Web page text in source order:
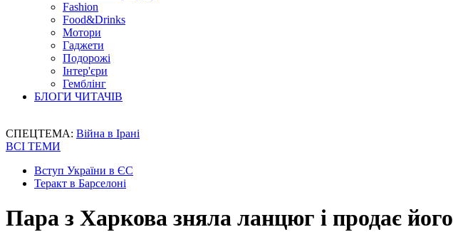
Fashion
Food&Drinks
Мотори
Гаджети
Подорожі
Інтер'єри
Гемблінг
БЛОГИ ЧИТАЧІВ
СПЕЦТЕМА: Війна в Ірані
ВСІ ТЕМИ
Вступ України в ЄС
Теракт в Барселоні
Пара з Харкова зняла ланцюг і продає